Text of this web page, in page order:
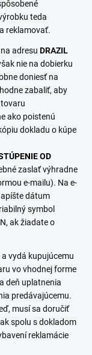
teda
reklamovať.
adresu DRAZIL
nie na dobierku
doniesť na
zabaliť, aby
ako poistenú
dokladu o kúpe
OD
zaslať výhradne
e-mailu). Na e-
dátum
symbol
ak žiadate o
vydá kupujúcemu
vo vhodnej forme
deň uplatnenia
predávajúcemu.
musí sa doručiť
spolu s dokladom
reklamácie